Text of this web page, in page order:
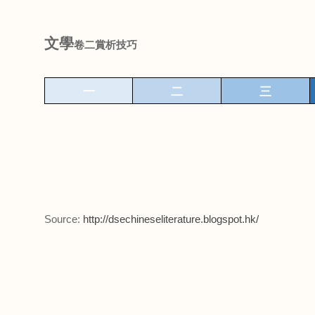
文學卷二賞析技巧
一 二 三
Source: http://dsechineseliterature.blogspot.hk/